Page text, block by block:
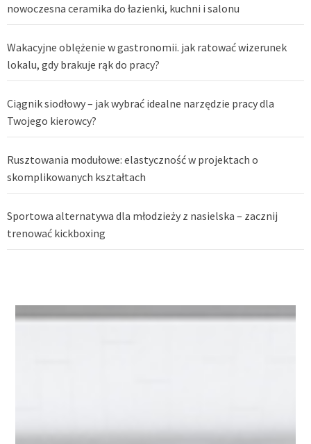
nowoczesna ceramika do łazienki, kuchni i salonu
Wakacyjne oblężenie w gastronomii. jak ratować wizerunek
lokalu, gdy brakuje rąk do pracy?
Ciągnik siodłowy – jak wybrać idealne narzędzie pracy dla
Twojego kierowcy?
Rusztowania modułowe: elastyczność w projektach o
skomplikowanych kształtach
Sportowa alternatywa dla młodzieży z nasielska – zacznij
trenować kickboxing